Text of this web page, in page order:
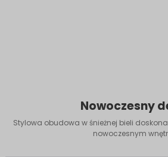
Nowoczesny
Stylowa obudowa w śnieżnej bieli
nowoczesnym